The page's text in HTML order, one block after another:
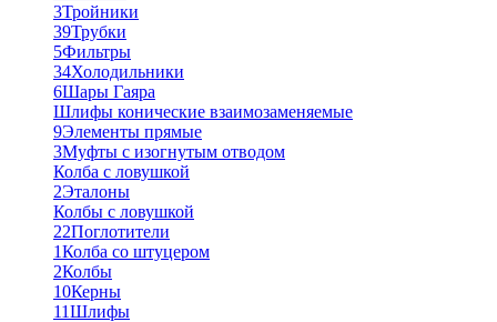
3Тройники
39Трубки
5Фильтры
34Холодильники
6Шары Гаяра
Шлифы конические взаимозаменяемые
9Элементы прямые
3Муфты с изогнутым отводом
Колба с ловушкой
2Эталоны
Колбы с ловушкой
22Поглотители
1Колба со штуцером
2Колбы
10Керны
11Шлифы